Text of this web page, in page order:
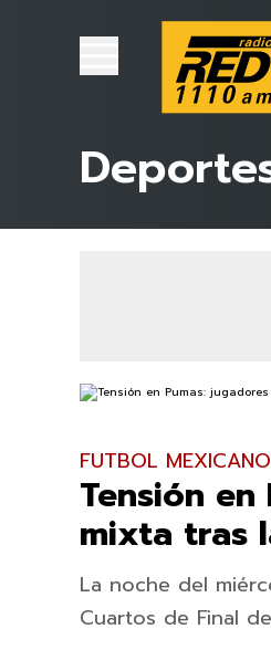
FUTBOL MEXICANO
Tensión
mixta tras
La noche del
Cuartos de Final